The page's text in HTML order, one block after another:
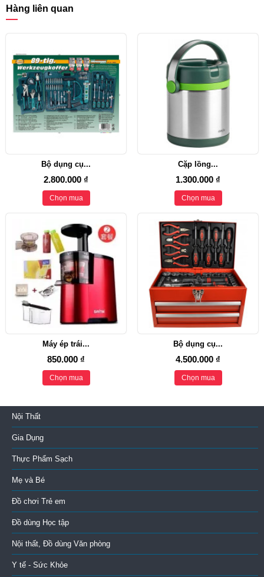
Hàng liên quan
Bộ dụng cụ...
2.800.000 ₫
Chọn mua
Cặp lồng...
1.300.000 ₫
Chọn mua
Máy ép trái...
850.000 ₫
Chọn mua
Bộ dụng cụ...
4.500.000 ₫
Chọn mua
Nội Thất
Gia Dụng
Thực Phẩm Sạch
Mẹ và Bé
Đồ chơi Trẻ em
Đồ dùng Học tập
Nội thất, Đồ dùng Văn phòng
Y tế - Sức Khỏe